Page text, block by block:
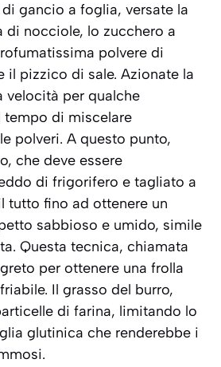
gancio a foglia, versate la
di nocciole, lo zucchero a
polvere di
il pizzico di sale. Azionate la
velocità per qualche
di miscelare
polveri. A questo punto,
che deve essere
di frigorifero e tagliato a
tutto fino ad ottenere un
sabbioso e umido, simile
Questa tecnica, chiamata
per ottenere una frolla
Il grasso del burro,
di farina, limitando lo
glutinica che renderebbe i